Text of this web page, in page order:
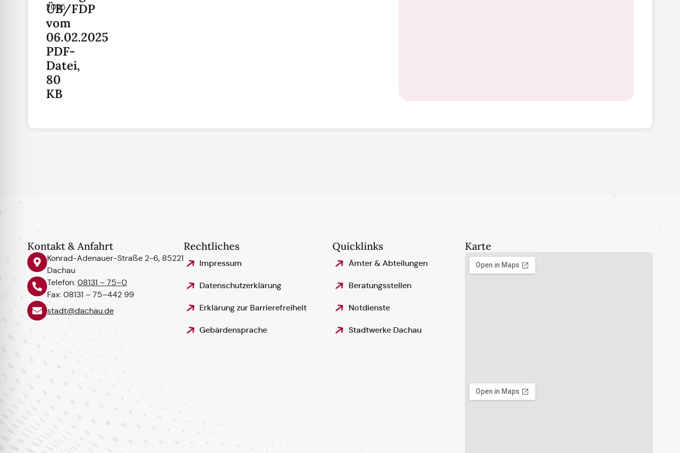
2025
ÜB/FDP
vom
06.02.2025
PDF-
Datei,
80
KB
Kontakt & Anfahrt
Konrad-Adenauer-Straße 2-6, 85221
Dachau
Telefon: 08131 – 75–0
Fax: 08131 – 75–442 99
stadt@dachau.de
Rechtliches
Impressum
Datenschutzerklärung
Erklärung zur Barrierefreiheit
Gebärdensprache
Quicklinks
Ämter & Abteilungen
Beratungsstellen
Notdienste
Stadtwerke Dachau
Karte